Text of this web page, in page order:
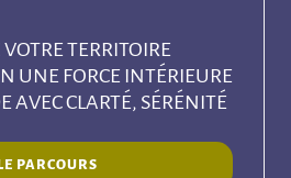
TERRITOIRE
UNE FORCE INTÉRIEURE
AVEC CLARTÉ, SÉRÉNITÉ
PARCOURS